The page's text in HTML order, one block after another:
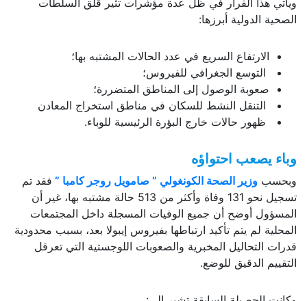
ويأتي هذا القرار في ظل عدة مؤشرات تثير قلق السلطات
الصحية الدولية أبرزها:
الارتفاع السريع في عدد الحالات المشتبه بها؛
التوسع الجغرافي للفيروس؛
صعوبة الوصول إلى المناطق المتضررة؛
التنقل النشط للسكان في مناطق استخراج المعادن
ظهور حالات خارج البؤرة الرئيسية للوباء.
وباء يصعب احتواؤه
وبحسب وزير الصحة الكونغولي ” صامويل روجر كامبا ” فقد تم
تسجيل نحو 131 وفاة وأكثر من 513 حالة مشتبه بها، غير أن
المسؤول أوضح أن جميع الوفيات المسجلة داخل المجتمعات
المحلية لم يتم تأكيد ارتباطها بفيروس إيبولا بعد، بسبب محدودية
قدرات التحاليل المخبرية والصعوبات اللوجستية التي تعرقل
التقييم الدقيق للوضع.